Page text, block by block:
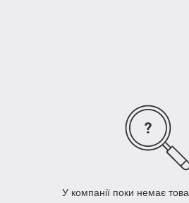
У компанії поки немає